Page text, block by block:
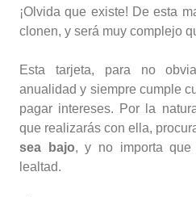
¡Olvida que existe! De esta
clonen, y será muy complejo
Esta tarjeta, para no
anualidad y siempre cumple
pagar intereses. Por la
que realizarás con ella,
sea bajo, y no importa que
lealtad.